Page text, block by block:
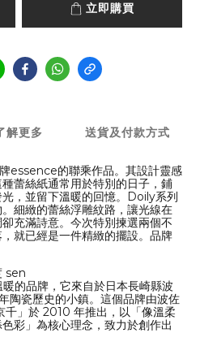
立即購買
解更多 送貨及付款方式
essence的聯乘作品。其設計靈感
蕾絲紙通常用於特別的日子，鋪
，並留下溫暖的回憶。Doily系列
細緻的蕾絲浮雕紋路，讓光線在
充滿詩意。今次特別揀選兩個不
就已經是一件精緻的擺設。品牌
sen
的品牌，它來自於日本長崎縣波
陶瓷歷史的小鎮。這個品牌由波佐
千」於 2010 年推出，以「像溫柔
彩」為核心理念，致力於創作出